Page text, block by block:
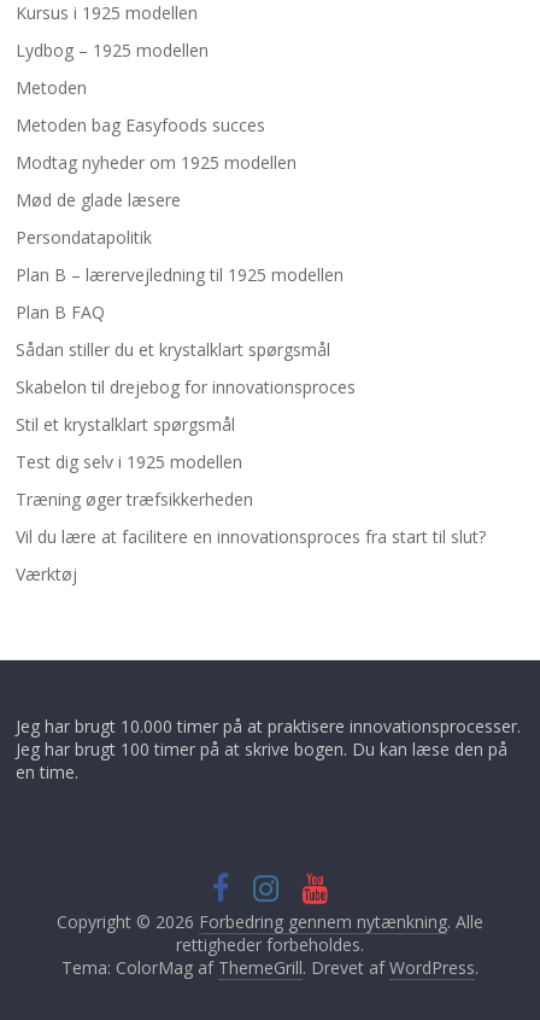
Kursus i 1925 modellen
Lydbog – 1925 modellen
Metoden
Metoden bag Easyfoods succes
Modtag nyheder om 1925 modellen
Mød de glade læsere
Persondatapolitik
Plan B – lærervejledning til 1925 modellen
Plan B FAQ
Sådan stiller du et krystalklart spørgsmål
Skabelon til drejebog for innovationsproces
Stil et krystalklart spørgsmål
Test dig selv i 1925 modellen
Træning øger træfsikkerheden
Vil du lære at facilitere en innovationsproces fra start til slut?
Værktøj
Jeg har brugt 10.000 timer på at praktisere innovationsprocesser.
Jeg har brugt 100 timer på at skrive bogen. Du kan læse den på
en time.
Copyright © 2026 Forbedring gennem nytænkning. Alle
rettigheder forbeholdes.
Tema: ColorMag af ThemeGrill. Drevet afWordPress.